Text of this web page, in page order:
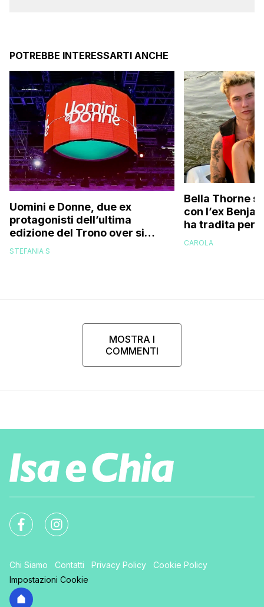
POTREBBE INTERESSARTI ANCHE
Uomini e Donne, due ex
protagonisti dell’ultima
edizione del Trono over si
stanno frequentando fuori dal
STEFANIA S
Bella Thorne
con l’ex
ha tradita per
sostenuto che
CAROLA
MOSTRA I
COMMENTI
Chi Siamo Contatti Privacy Policy
Cookie Policy
Impostazioni Cookie